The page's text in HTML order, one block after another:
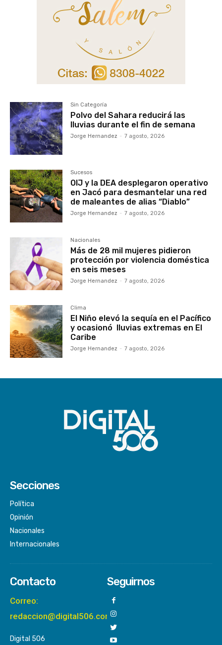
Sin Categoría
Polvo del Sahara reducirá las
lluvias durante el fin de semana
Jorge Hernandez - 7 agosto, 2026
Sucesos
OIJ y la DEA desplegaron operativo
en Jacó para desmantelar una red
de maleantes de alias “Diablo”
Jorge Hernandez - 7 agosto, 2026
Nacionales
Más de 28 mil mujeres pidieron
protección por violencia doméstica
en seis meses
Jorge Hernandez - 7 agosto, 2026
Clima
El Niño elevó la sequía en el Pacífico
y ocasionó lluvias extremas en El
Caribe
Jorge Hernandez - 7 agosto, 2026
Secciones
Política
Opinión
Nacionales
Internacionales
Contacto
Correo:
redaccion@digital506.com
Digital 506
Seguirnos